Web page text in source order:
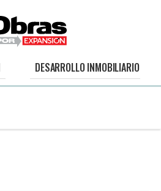
DESARROLLO INMOBILIARIO